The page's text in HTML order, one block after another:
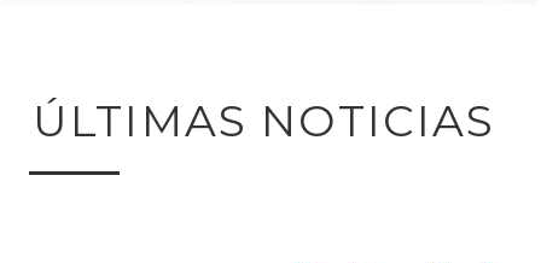
ÚLTIMAS NOTICIAS